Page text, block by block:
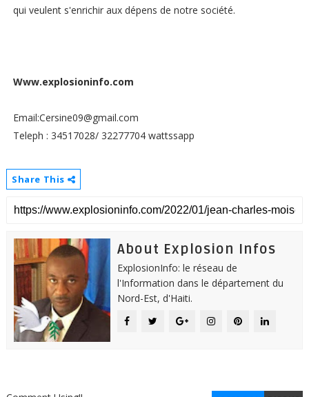
qui veulent s'enrichir aux dépens de notre société.
Www.explosioninfo.com
Email:Cersine09@gmail.com
Teleph : 34517028/ 32277704 wattssapp
Share This
About Explosion Infos
ExplosionInfo: le réseau de
l'Information dans le département du
Nord-Est, d'Haiti.